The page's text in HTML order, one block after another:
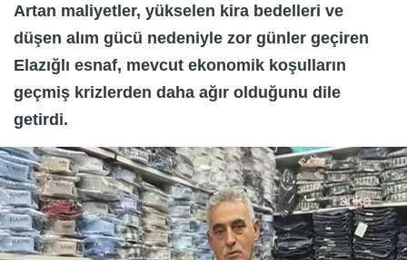
Artan maliyetler, yükselen kira bedelleri ve
düşen alım gücü nedeniyle zor günler geçiren
Elazığlı esnaf, mevcut ekonomik koşulların
geçmiş krizlerden daha ağır olduğunu dile
getirdi.